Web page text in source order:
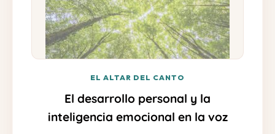
EL ALTAR DEL CANTO
El desarrollo personal y la
inteligencia emocional en la voz